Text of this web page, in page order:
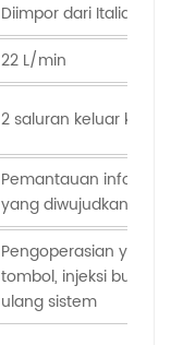
Diimpor dari Italia
22 L/min
2 saluran keluar
Pemantauan
yang diwujudkan
Pengoperasian yang
tombol, injeksi busa
ulang sistem